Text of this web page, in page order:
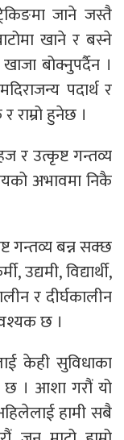
जाने जस्तै
खाने र बस्ने
बोक्नुपर्दैन ।
पदार्थ र
राम्रो हुनेछ ।
र उत्कृष्ट गन्तव्य
अभावमा निकै
गन्तव्य बन्न सक्छ
उद्यमी, विद्यार्थी,
र दीर्घकालीन
छ ।
केही सुविधाका
। आशा गरौं यो
हामी सबै